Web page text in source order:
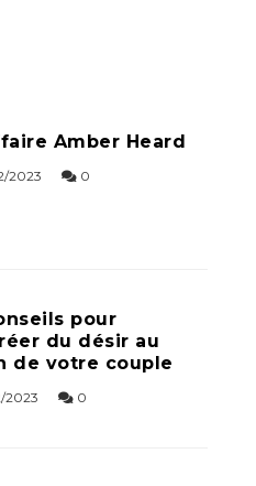
Amber Heard
2023 0
pour
du désir au
de votre couple
2023 0